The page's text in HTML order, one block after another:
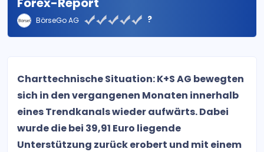
BörseGo AG ?
Charttechnische Situation: K+S AG bewegten
sich in den vergangenen Monaten innerhalb
eines Trendkanals wieder aufwärts. Dabei
wurde die bei 39,91 Euro liegende
Unterstützung zurück erobert und mit einem